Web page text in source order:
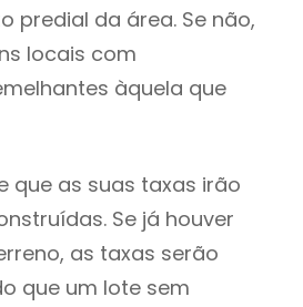
predial da área. Se não,
locais com
àquela que
que as suas taxas irão
Se já houver
as taxas serão
que um lote sem